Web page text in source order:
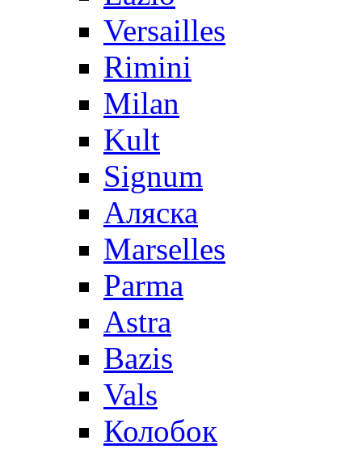
Versailles
Rimini
Milan
Kult
Signum
Аляска
Marselles
Parma
Astra
Bazis
Vals
Колобок